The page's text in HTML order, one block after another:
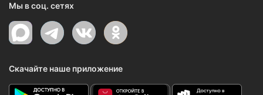
Мы в соц. сетях
Скачайте наше приложение